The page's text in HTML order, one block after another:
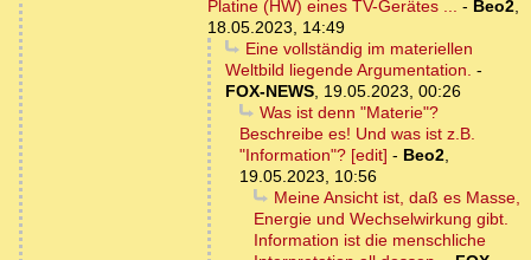
Platine (HW) eines TV-Gerätes ... - Beo2,
18.05.2023, 14:49
Eine vollständig im materiellen
Weltbild liegende Argumentation. -
FOX-NEWS, 19.05.2023, 00:26
Was ist denn "Materie"?
Beschreibe es! Und was ist z.B.
"Information"? [edit] - Beo2,
19.05.2023, 10:56
Meine Ansicht ist, daß es Masse,
Energie und Wechselwirkung gibt.
Information ist die menschliche